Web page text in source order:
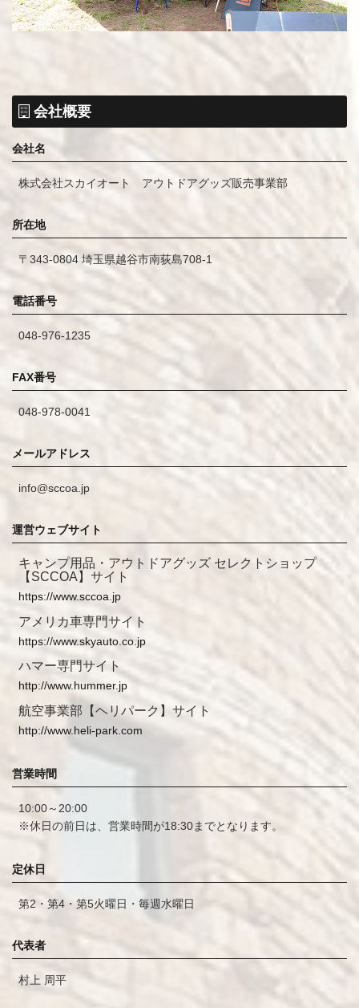
会社概要
会社名
株式会社スカイオート アウトドアグッズ販売事業部
所在地
〒343-0804 埼玉県越谷市南荻島708-1
電話番号
048-976-1235
FAX番号
048-978-0041
メールアドレス
info@sccoa.jp
運営ウェブサイト
キャンプ用品・アウトドアグッズ セレクトショップ
【SCCOA】サイト
https://www.sccoa.jp
アメリカ車専門サイト
https://www.skyauto.co.jp
ハマー専門サイト
http://www.hummer.jp
航空事業部【ヘリパーク】サイト
http://www.heli-park.com
営業時間
10:00～20:00
※休日の前日は、営業時間が18:30までとなります。
定休日
第2・第4・第5火曜日・毎週水曜日
代表者
村上 周平